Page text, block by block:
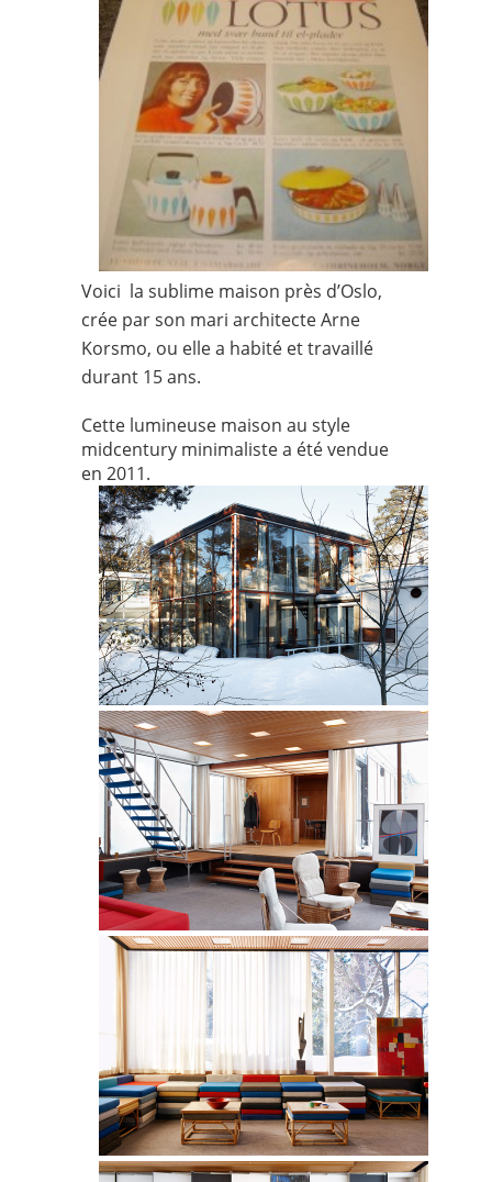
Voici la sublime maison près d’Oslo,
crée par son mari architecteArne
Korsmo, ou elle a habité et travaillé
durant 15 ans.
Cette lumineuse maison au style
midcentury minimaliste a été vendue
en 2011.